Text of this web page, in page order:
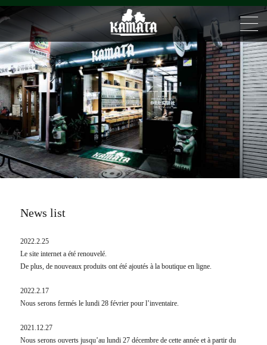
News list
2022.2.25
Le site internet a été renouvelé.
De plus, de nouveaux produits ont été ajoutés à la boutique en ligne.
2022.2.17
Nous serons fermés le lundi 28 février pour l’inventaire.
2021.12.27
Nous serons ouverts jusqu’au lundi 27 décembre de cette année et à partir du